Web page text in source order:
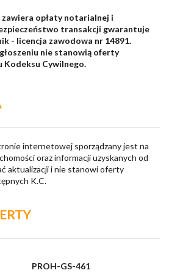
zawiera opłaty notarialnej i
transakcji gwarantuje
- licencja zawodowa nr 14891.
nie stanowią oferty
Kodeksu Cywilnego.
internetowej sporządzany jest na
oraz informacji uzyskanych od
aktualizacji i nie stanowi oferty
K.C.
PROH-GS-461